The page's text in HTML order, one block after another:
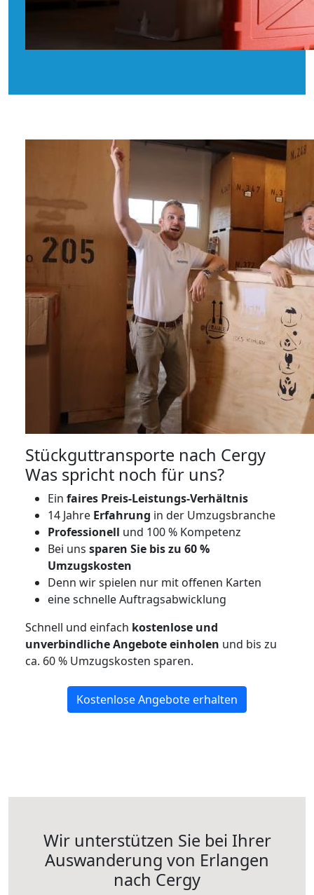
Stückguttransporte nach Cergy
Was spricht noch für uns?
Ein faires Preis-Leistungs-Verhältnis
14 Jahre Erfahrung in der Umzugsbranche
Professionell und 100 % Kompetenz
Bei uns sparen Sie bis zu 60 %
Umzugskosten
Denn wir spielen nur mit offenen Karten
eine schnelle Auftragsabwicklung
Schnell und einfach kostenlose und
unverbindliche Angebote einholen und bis zu
ca. 60 % Umzugskosten sparen.
Kostenlose Angebote erhalten
Wir unterstützen Sie bei Ihrer
Auswanderung von Erlangen
nach Cergy